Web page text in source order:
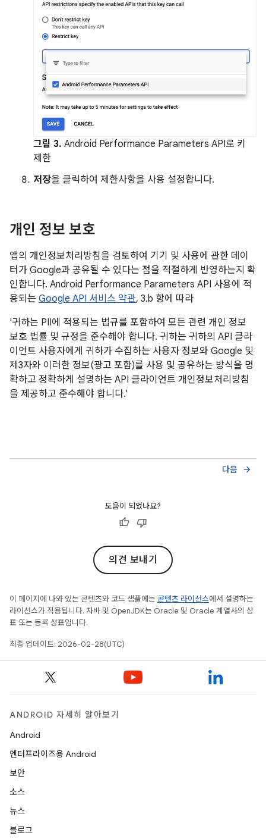
그림 3. Android Performance Parameters API로 키
제한
저장을 클릭하여 제한사항을 사용 설정합니다.
개인 정보 보호
앱의 개인정보처리방침을 검토하여 기기 및 사용에 관한 데이
터가 Google과 공유될 수 있다는 점을 적절하게 반영하는지 확
인합니다. Android Performance Parameters API 사용에 적
용되는 Google API 서비스 약관, 3.b 항에 따라
'귀하는 PII에 적용되는 법규를 포함하여 모든 관련 개인 정보
보호 법률 및 규정을 준수해야 합니다. 귀하는 귀하의 API 클라
이언트 사용자에게 귀하가 수집하는 사용자 정보와 Google 및
제3자와 이러한 정보(광고 포함)를 사용 및 공유하는 방식을 명
확하고 정확하게 설명하는 API 클라이언트 개인정보처리방침
을 제공하고 준수해야 합니다.'
다음 arrow_forward
도움이 되었나요?
의견 보내기
이 페이지에 나와 있는 콘텐츠와 코드 샘플에는 콘텐츠 라이선스에서 설명하는
라이선스가 적용됩니다. 자바 및 OpenJDK는 Oracle 및 Oracle 계열사의 상
표 또는 등록 상표입니다.
최종 업데이트: 2026-02-28(UTC)
ANDROID 자세히 알아보기
Android
엔터프라이즈용 Android
보안
소스
뉴스
블로그